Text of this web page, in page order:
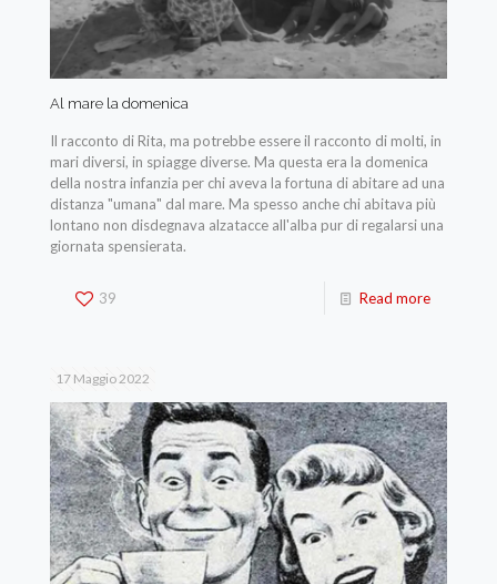
Al mare la domenica
Il racconto di Rita, ma potrebbe essere il racconto di molti, in
mari diversi, in spiagge diverse. Ma questa era la domenica
della nostra infanzia per chi aveva la fortuna di abitare ad una
distanza "umana" dal mare. Ma spesso anche chi abitava più
lontano non disdegnava alzatacce all'alba pur di regalarsi una
giornata spensierata.
39 Read more
17 Maggio 2022